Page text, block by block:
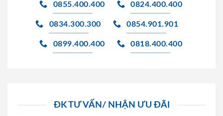
0855.400.400 0824.400.400
0834.300.300 0854.901.901
0899.400.400 0818.400.400
ĐK TƯ VẤN/ NHẬN ƯU ĐÃI